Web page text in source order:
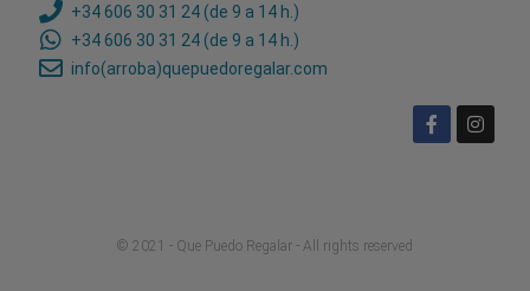
+34 606 30 31 24 (de 9 a 14 h.)
+34 606 30 31 24 (de 9 a 14 h.)
info(arroba)quepuedoregalar.com
© 2021 - Que Puedo Regalar - All rights reserved